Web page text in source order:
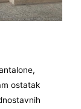
ostatak